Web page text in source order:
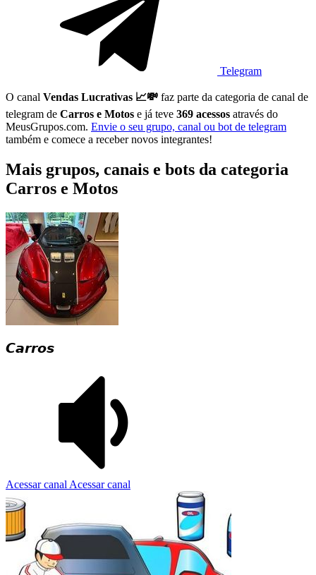
Telegram
O canal Vendas Lucrativas 📈💸 faz parte da categoria de canal de
telegram de Carros e Motos e já teve 369 acessos através do
MeusGrupos.com. Envie o seu grupo, canal ou bot de telegram
também e comece a receber novos integrantes!
Mais grupos, canais e bots da categoria
Carros e Motos
𝘾𝙖𝙧𝙧𝙤𝙨
Acessar canal Acessar canal